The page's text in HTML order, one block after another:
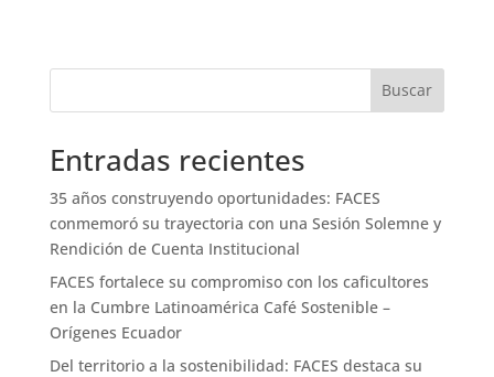
Buscar
Entradas recientes
35 años construyendo oportunidades: FACES
conmemoró su trayectoria con una Sesión Solemne y
Rendición de Cuenta Institucional
FACES fortalece su compromiso con los caficultores
en la Cumbre Latinoamérica Café Sostenible –
Orígenes Ecuador
Del territorio a la sostenibilidad: FACES destaca su